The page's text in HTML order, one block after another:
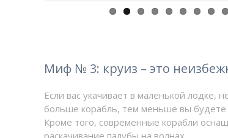
Если вас укачивает в маленькой лодке,
Кроме того, современные корабли
раскачивание палубы на волнах.
Но даже если вы столкнулись с